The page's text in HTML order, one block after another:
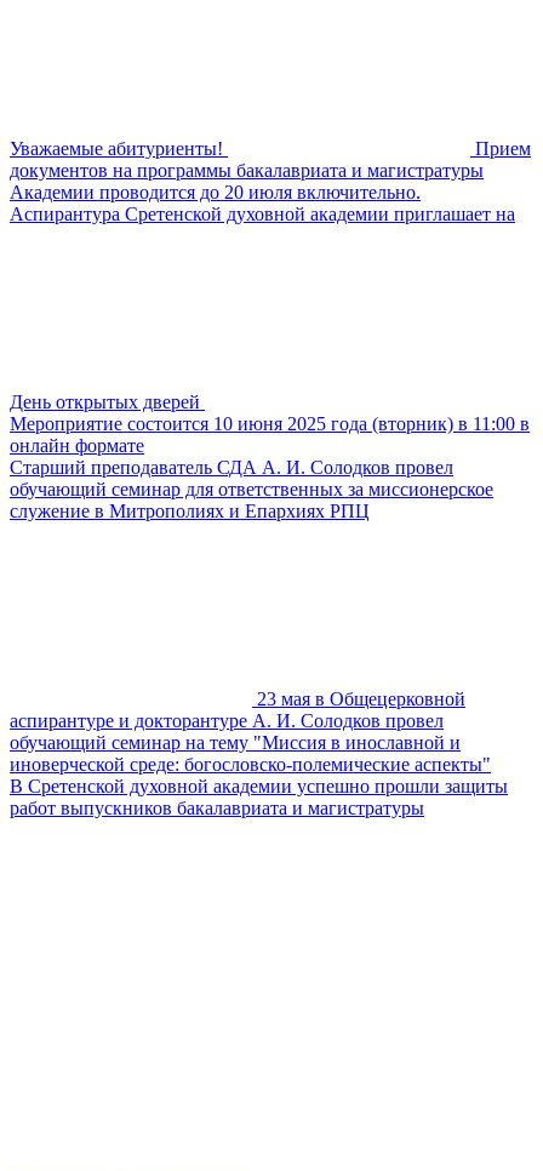
Уважаемые абитуриенты!
Прием
документов на программы бакалавриата и магистратуры
Академии проводится до 20 июля включительно.
Аспирантура Сретенской духовной академии приглашает на
День открытых дверей
Мероприятие состоится 10 июня 2025 года (вторник) в 11:00 в
онлайн формате
Старший преподаватель СДА А. И. Солодков провел
обучающий семинар для ответственных за миссионерское
служение в Митрополиях и Епархиях РПЦ
23 мая в Общецерковной
аспирантуре и докторантуре А. И. Солодков провел
обучающий семинар на тему "Миссия в инославной и
иноверческой среде: богословско-полемические аспекты"
В Сретенской духовной академии успешно прошли защиты
работ выпускников бакалавриата и магистратуры